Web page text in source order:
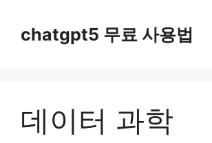
chatgpt5 무료 사용법
데이터 과학